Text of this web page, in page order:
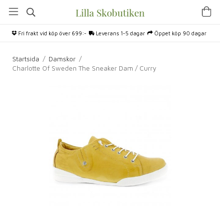
Fri frakt vid köp över 699:- Leverans 1-5 dagar Öppet köp 90 dagar
Startsida / Damskor /
Charlotte Of Sweden The Sneaker Dam / Curry